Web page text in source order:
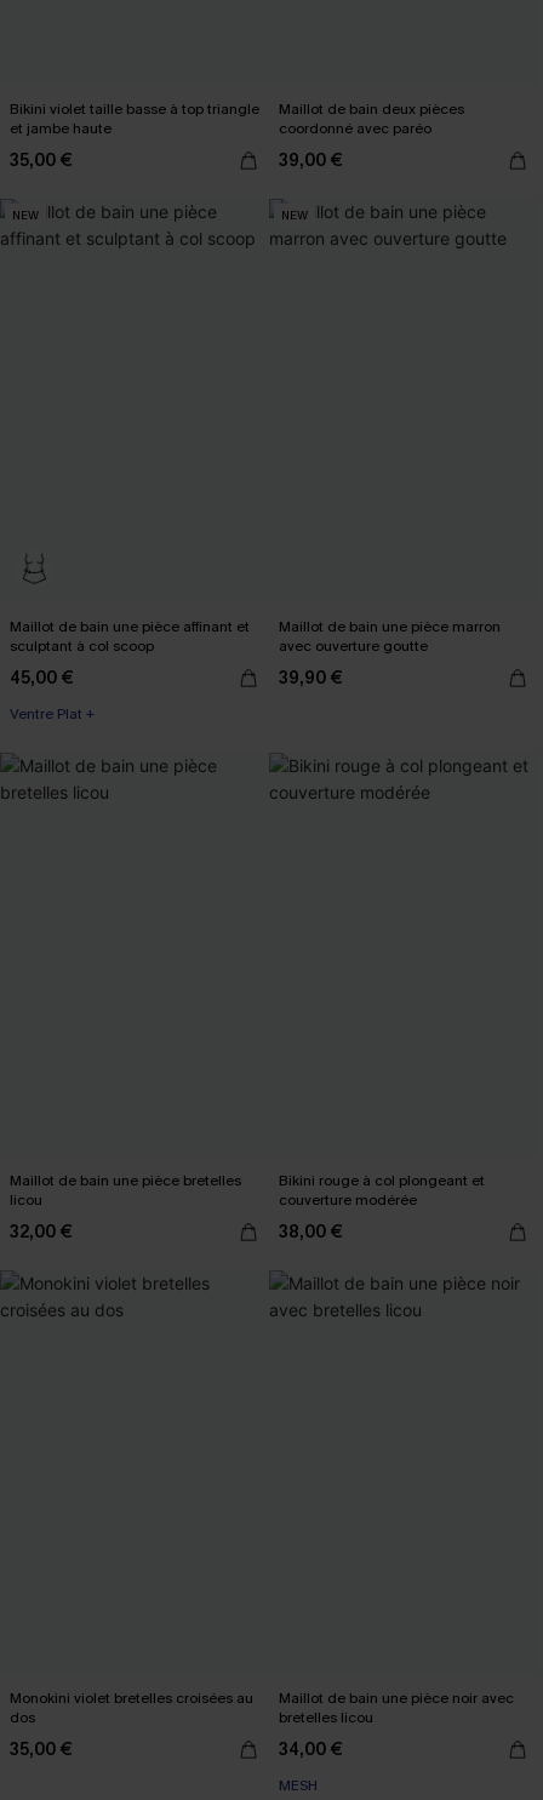
Bikini violet taille basse à top triangle
et jambe haute
35,00 €
Maillot de bain deux pièces
coordonné avec paréo
39,00 €
NEW
Maillot de bain une pièce affinant et
sculptant à col scoop
45,00 €
Ventre Plat +
NEW
Maillot de bain une pièce marron
avec ouverture goutte
39,90 €
Maillot de bain une pièce bretelles
licou
32,00 €
Bikini rouge à col plongeant et
couverture modérée
38,00 €
Monokini violet bretelles croisées au
dos
35,00 €
Maillot de bain une pièce noir avec
bretelles licou
34,00 €
MESH